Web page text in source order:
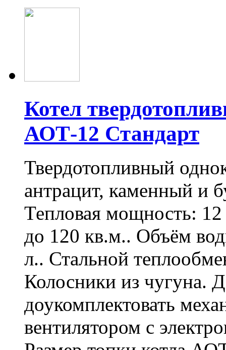
Котел
АОТ-12 Стандарт
Твердотопливный
антрацит, каменный и
Тепловая мощность:
до 120 кв.м.. Объём
л.. Стальной
Колосники из чугуна.
доукомплектовать
вентилятором с